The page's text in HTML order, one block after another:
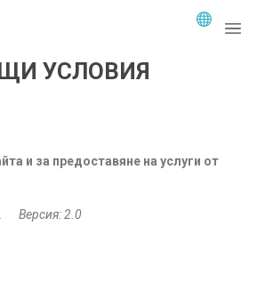
УСЛОВИЯ
и за предоставяне на услуги от
Версия: 2.0